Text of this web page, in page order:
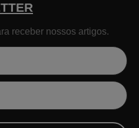
receber nossos artigos.